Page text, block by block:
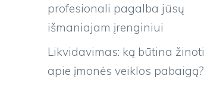
profesionali pagalba jūsų
išmaniajam įrenginiui
Likvidavimas: ką būtina žinoti
apie įmonės veiklos pabaigą?